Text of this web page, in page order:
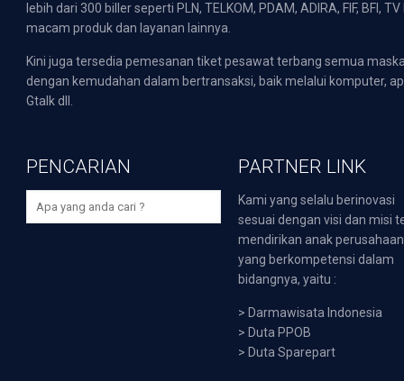
lebih dari 300 biller seperti PLN, TELKOM, PDAM, ADIRA, FIF,
macam produk dan layanan lainnya.
Kini juga tersedia pemesanan tiket pesawat terbang semua
dengan kemudahan dalam bertransaksi, baik melalui komputer,
Gtalk dll.
PENCARIAN PARTNER LINK
Kami yang selalu berinovasi
sesuai dengan visi dan misi
mendirikan anak perusahaan
yang berkompetensi dalam
bidangnya, yaitu :
> Darmawisata Indonesia
> Duta PPOB
> Duta Sparepart